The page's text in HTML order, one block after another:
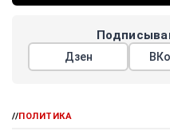
Дзен
//ПОЛИТИКА